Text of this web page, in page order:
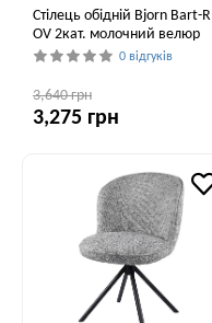
Стілець обідній Bjorn Bart-R
OV 2кат. молочний велюр
0 відгуків
3,640 грн
3,275 грн